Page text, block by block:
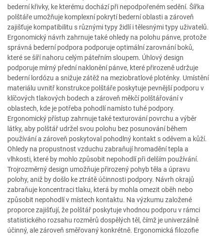
bederní křivky, ke kterému dochází při nepodpořeném sedění. Šířka
polštáře umožňuje komplexní pokrytí bederní oblasti a zároveň
zajišťuje kompatibilitu s různými typy židlí i tělesnými typy uživatelů.
Ergonomický návrh zahrnuje také ohledy na polohu pánve, protože
správná bederní podpora podporuje optimální zarovnání boků,
které se šíří nahoru celým páteřním sloupem. Úhlový design
podporuje mírný přední naklonění pánve, které přirozeně udržuje
bederní lordózu a snižuje zátěž na meziobratlové ploténky. Umístění
materiálu uvnitř konstrukce polštáře poskytuje pevnější podporu v
klíčových tlakových bodech a zároveň měkčí polštářování v
oblastech, kde je potřeba pohodlí namísto tuhé podpory.
Ergonomický přístup zahrnuje také texturování povrchu a výběr
látky, aby polštář udržel svou polohu bez posunování během
používání a zároveň poskytoval pohodlný kontakt s oděvem a kůží.
Ohledy na propustnost vzduchu zabraňují hromadění tepla a
vlhkosti, které by mohlo způsobit nepohodlí při delším používání.
Trojrozměrný design umožňuje přirozený pohyb těla a úpravu
polohy, aniž by došlo ke ztrátě účinnosti podpory. Návrh okrajů
zabraňuje koncentraci tlaku, která by mohla omezit oběh nebo
způsobit nepohodlí v místech kontaktu. Na výzkumu založené
proporce zajišťují, že polštář poskytuje vhodnou podporu v rámci
statistického rozsahu rozměrů dospělých těl, čímž je univerzálně
účinný, ale zároveň směřovaný konkrétně. Ergonomická filozofie